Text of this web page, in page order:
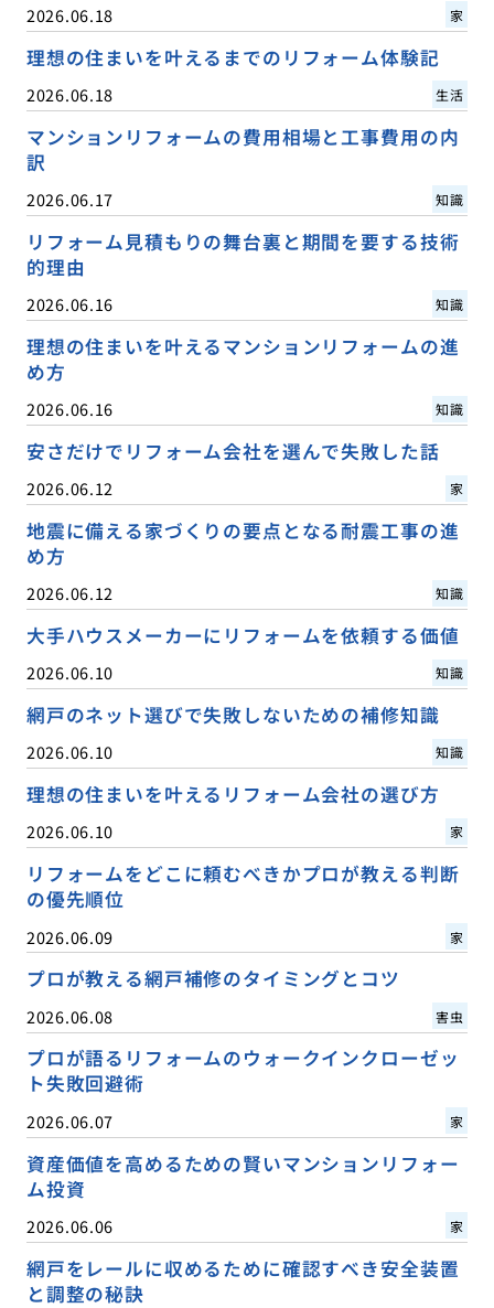
2026.06.18 家
理想の住まいを叶えるまでのリフォーム体験記
2026.06.18 生活
マンションリフォームの費用相場と工事費用の内
訳
2026.06.17 知識
リフォーム見積もりの舞台裏と期間を要する技術
的理由
2026.06.16 知識
理想の住まいを叶えるマンションリフォームの進
め方
2026.06.16 知識
安さだけでリフォーム会社を選んで失敗した話
2026.06.12 家
地震に備える家づくりの要点となる耐震工事の進
め方
2026.06.12 知識
大手ハウスメーカーにリフォームを依頼する価値
2026.06.10 知識
網戸のネット選びで失敗しないための補修知識
2026.06.10 知識
理想の住まいを叶えるリフォーム会社の選び方
2026.06.10 家
リフォームをどこに頼むべきかプロが教える判断
の優先順位
2026.06.09 家
プロが教える網戸補修のタイミングとコツ
2026.06.08 害虫
プロが語るリフォームのウォークインクローゼッ
ト失敗回避術
2026.06.07 家
資産価値を高めるための賢いマンションリフォー
ム投資
2026.06.06 家
網戸をレールに収めるために確認すべき安全装置
と調整の秘訣